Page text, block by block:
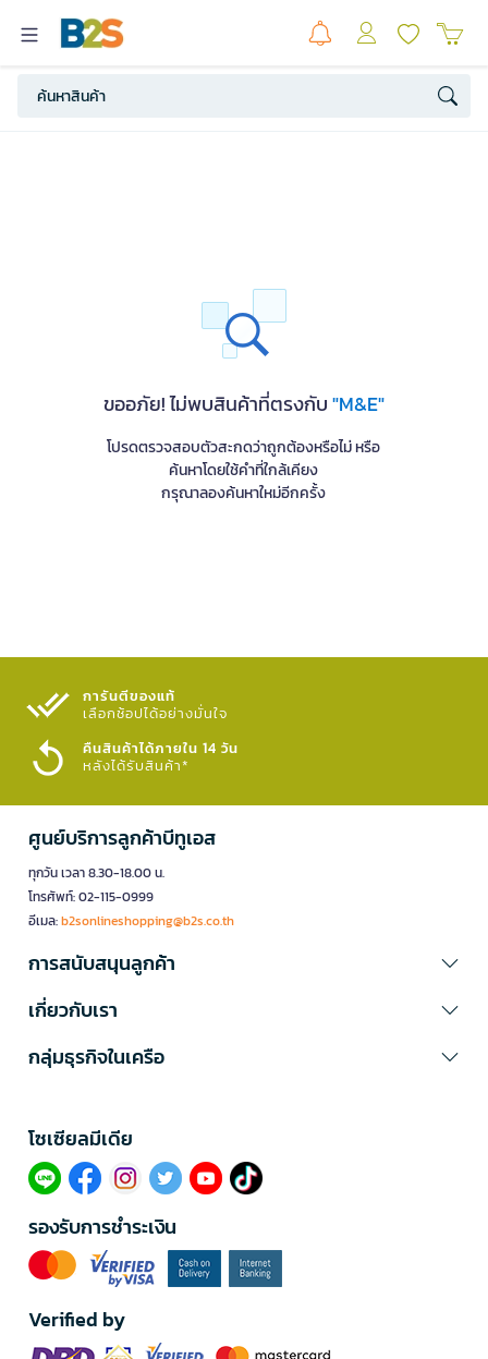
ขออภัย! ไม่พบสินค้าที่ตรงกับ"M&E"
โปรดตรวจสอบตัวสะกดว่าถูกต้องหรือไม่ หรือ
ค้นหาโดยใช้คำที่ใกล้เคียง
กรุณาลองค้นหาใหม่อีกครั้ง
การันตีของแท้
เลือกช้อปได้อย่างมั่นใจ​
คืนสินค้าได้ภายใน 14 วัน
หลังได้รับสินค้า*
ศูนย์บริการลูกค้าบีทูเอส
ทุกวัน เวลา 8.30-18.00 น.
โทรศัพท์: 02-115-0999
อีเมล:b2sonlineshopping@b2s.co.th
การสนับสนุนลูกค้า
เกี่ยวกับเรา
กลุ่มธุรกิจในเครือ
โซเซียลมีเดีย​
รองรับการชำระเงิน
Verified by